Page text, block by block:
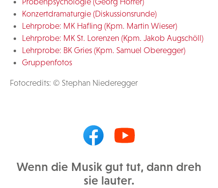
Konzertdramaturgie (Diskussionsrunde)
Lehrprobe: MK Hafling (Kpm. Martin Wieser)
Lehrprobe: MK St. Lorenzen (Kpm. Jakob Augschöll)
Lehrprobe: BK Gries (Kpm. Samuel Oberegger)
Gruppenfotos
Fotocredits: © Stephan Niederegger
Wenn die Musik gut tut, dann dreh
sie lauter.